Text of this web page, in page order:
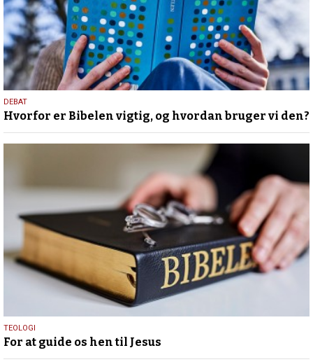
11.
februar
2026
DEBAT
Hvorfor er Bibelen vigtig, og hvordan bruger vi den?
11.
februar
TEOLOGI
For at guide os hen til Jesus